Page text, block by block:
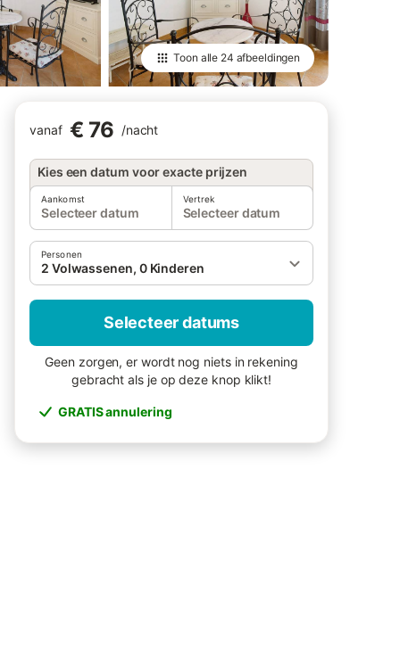
Toon alle 24 afbeeldingen
vanaf € 76 /nacht
Kies een datum voor exacte prijzen
Aankomst
Selecteer datum
Vertrek
Selecteer datum
Personen
2 Volwassenen, 0 Kinderen
Selecteer datums
Geen zorgen, er wordt nog niets in rekening
gebracht als je op deze knop klikt!
GRATIS annulering